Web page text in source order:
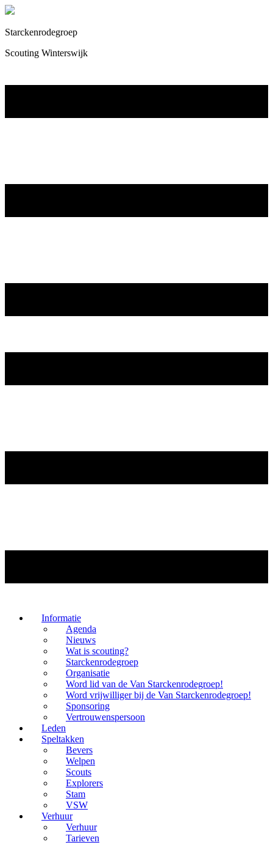
Starckenrodegroep
Scouting Winterswijk
Informatie
Agenda
Nieuws
Wat is scouting?
Starckenrodegroep
Organisatie
Word lid van de Van Starckenrodegroep!
Word vrijwilliger bij de Van Starckenrodegroep!
Sponsoring
Vertrouwenspersoon
Leden
Speltakken
Bevers
Welpen
Scouts
Explorers
Stam
VSW
Verhuur
Verhuur
Tarieven